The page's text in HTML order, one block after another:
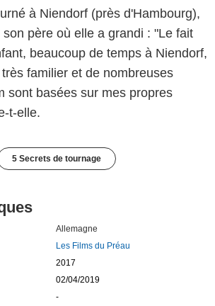
à Niendorf (près d'Hambourg),
père où elle a grandi : "Le fait
beaucoup de temps à Niendorf,
très familier et de nombreuses
sont basées sur mes propres
t-elle.
5 Secrets de tournage
Allemagne
Les Films du Préau
2017
02/04/2019
-